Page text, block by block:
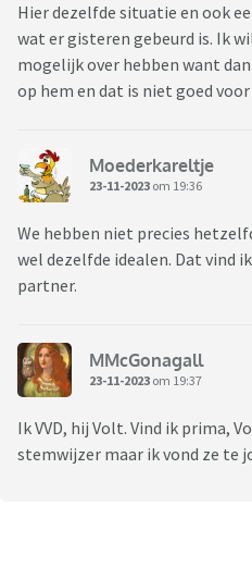
Hier dezelfde situatie en ook
wat er gisteren gebeurd is. Ik
mogelijk over hebben want
op hem en dat is niet goed
Moederkareltje
23-11-2023 om 19:36
We hebben niet precies
wel dezelfde idealen. Dat vind
partner.
MMcGonagall
23-11-2023 om 19:37
Ik VVD, hij Volt. Vind ik prima,
stemwijzer maar ik vond ze te